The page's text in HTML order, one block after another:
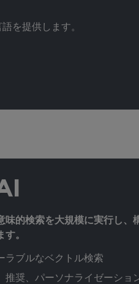
を提供します。
味的検索を大規模に実行し、
。
ラブルなベクトル検索
推奨、パーソナライゼーショ